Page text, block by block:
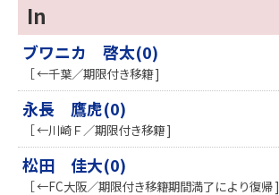
In
ブワニカ 啓太(0)
［ ←千葉／期限付き移籍 ]
永長 鷹虎(0)
［ ←川崎Ｆ／期限付き移籍 ]
松田 佳大(0)
［ ←FC大阪／期限付き移籍期間満了により復帰 ]